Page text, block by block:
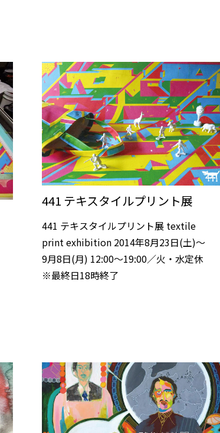
441 テキスタイルプリント展
441 テキスタイルプリント展 textile
print exhibition 2014年8月23日(土)～
9月8日(月) 12:00～19:00／火・水定休
※最終日18時終了